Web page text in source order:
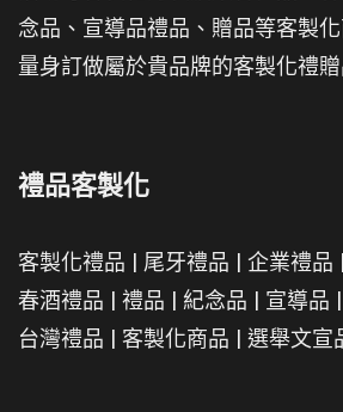
念品、宣導品禮品、贈品等客製
量身訂做屬於貴品牌的客製化禮贈
禮品客製化
客製化禮品 | 尾牙禮品 | 企業禮品 |
春酒禮品 | 禮品 | 紀念品 | 宣導品 |
台灣禮品 | 客製化商品 | 選舉文宣